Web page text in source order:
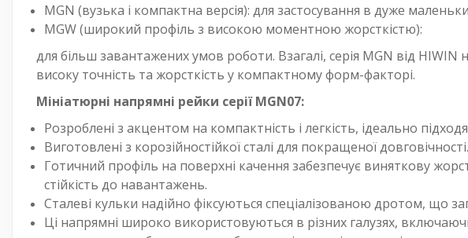
MGN (вузька і компактна версія): для застосування в дуже
MGW (широкий профіль з високою моментною жорсткістю):
для більш завантажених умов роботи. Взагалі, серія MGN від
високу точність та жорсткість у компактному форм-факторі.
Мініатюрні напрямні рейки серії MGN07:
Розроблені з акцентом на компактність і легкість, ідеально
Виготовлені з корозійностійкої сталі для покращеної довговічності.
Готичний профіль на поверхні качення забезпечує виняткову
стійкість до навантажень.
Сталеві кульки надійно фіксуються спеціалізованою дротом, що
Ці напрямні широко використовуються в різних галузях,